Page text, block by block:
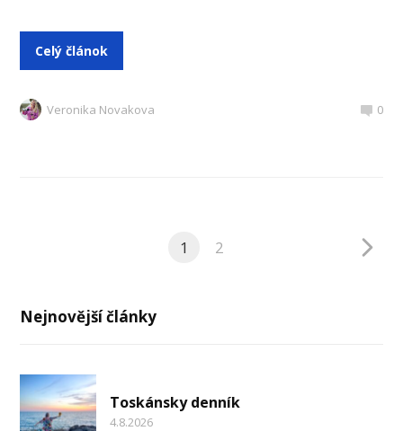
Celý článok
Veronika Novakova 0
1 2
Nejnovější články
Toskánsky denník
4.8.2026